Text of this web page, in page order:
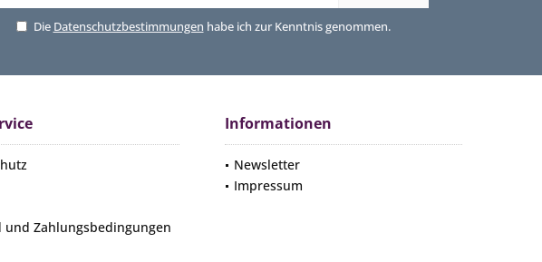
Die Datenschutzbestimmungen habe ich zur Kenntnis genommen.
und Zahlungsbedingungen
Informationen
Newsletter
Impressum